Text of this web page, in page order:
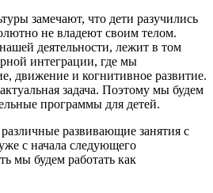
замечают, что дети разучились
не владеют своим телом.
деятельности, лежит в том
интеграции, где мы
движение и когнитивное развитие.
задача. Поэтому мы будем
программы для детей.
развивающие занятия с
с начала следующего
мы будем работать как